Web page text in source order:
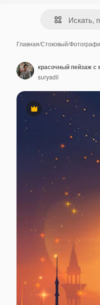
Главная/Стоковый/
Премиум
красочный пейзаж с
suryadil